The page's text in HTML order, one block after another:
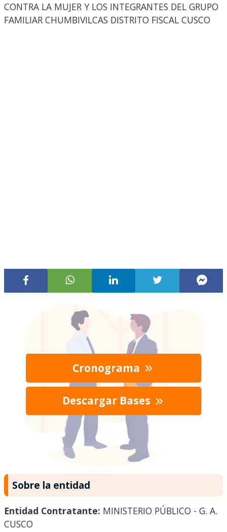
CONTRA LA MUJER Y LOS INTEGRANTES DEL GRUPO
FAMILIAR CHUMBIVILCAS DISTRITO FISCAL CUSCO
Cronograma
Descargar Bases
Sobre la entidad
Entidad Contratante: MINISTERIO PÚBLICO - G. A.
CUSCO